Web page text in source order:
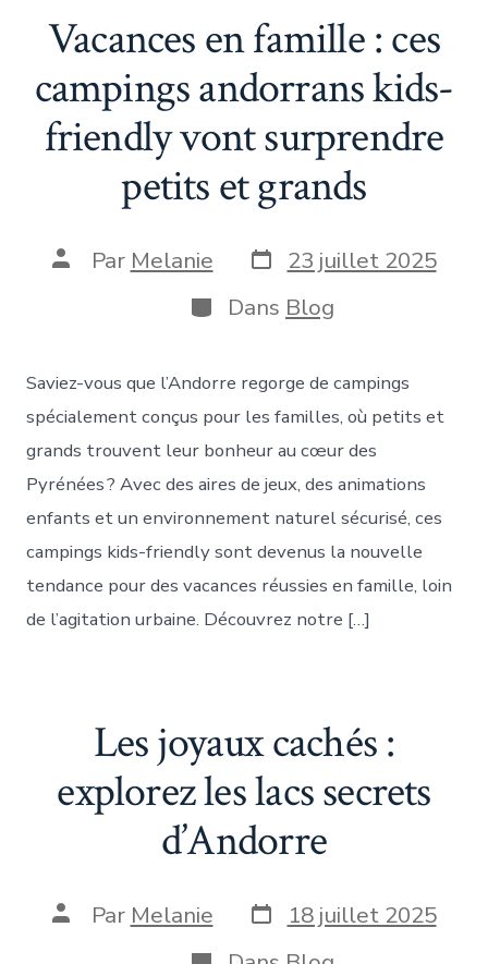
Vacances en famille : ces
campings andorrans kids-
friendly vont surprendre
petits et grands
Auteur
Par Melanie Date
de
publication
23 juillet 2025
Catégories
Dans Blog
Saviez-vous que l’Andorre regorge de campings
spécialement conçus pour les familles, où petits et
grands trouvent leur bonheur au cœur des
Pyrénées ? Avec des aires de jeux, des animations
enfants et un environnement naturel sécurisé, ces
campings kids-friendly sont devenus la nouvelle
tendance pour des vacances réussies en famille, loin
de l’agitation urbaine. Découvrez notre […]
Les joyaux cachés :
explorez les lacs secrets
d’Andorre
Auteur
Par Melanie Date
de
publication
18 juillet 2025
Catégories